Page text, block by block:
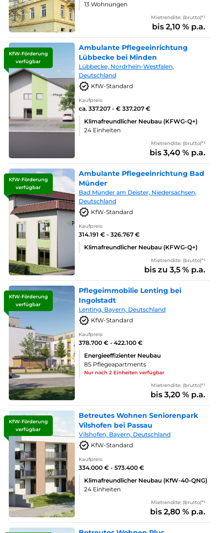
13 Wohnungen
Mietrendite: (brutto)*¹
bis 2,10 % p.a.
KfW-Förderung
verfügbar
Ambulante Pflegeeinrichtung
Lübbecke bei Minden
Lübbecke, Nordrhein-Westfalen,
Deutschland
KfW-Standard
Kaufpreis:
ca. 337.207 - € 337.207 €
Klimafreundlicher Neubau (KFWG-Q+)
24 Einheiten
Mietrendite: (brutto)*¹
bis 3,40 % p.a.
KfW-Förderung
verfügbar
Ambulante Pflegeeinrichtung Bad
Münder
Bad Münder am Deister, Niedersachsen,
Deutschland
KfW-Standard
Kaufpreis:
314.191 € - 326.767 €
Klimafreundlicher Neubau (KFWG-Q+)
Mietrendite: (brutto)*¹
bis zu 3,5 % p.a.
KfW-Förderung
verfügbar
Pflegeimmobilie Lenting bei
Ingolstadt
Lenting, Bayern, Deutschland
KfW-Standard
Kaufpreis:
378.700 € - 422.100 €
Energieeffizienter Neubau
85 Pflegeapartments
Nur noch 2 Einheiten verfügbar
Mietrendite: (brutto)*¹
bis 3,20 % p.a.
KfW-Förderung
verfügbar
Betreutes Wohnen Seniorenpark
Vilshofen bei Passau
Vilshofen, Bayern, Deutschland
KfW-Standard
Kaufpreis:
334.000 € - 573.400 €
Klimafreundlicher Neubau (KfW-40-QNG)
24 Einheiten
Mietrendite: (brutto)*¹
bis 2,80 % p.a.